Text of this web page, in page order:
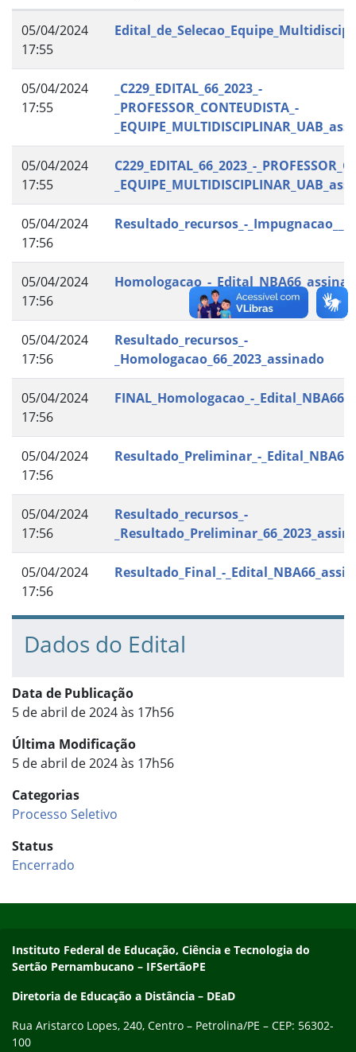
05/04/2024
17:55
05/04/2024
17:55
_C229_EDITAL_66_2023_-
_PROFESSOR_CONTEUDISTA_-
05/04/2024
17:55
C229_EDITAL_66_2023_-
05/04/2024
17:56
Resultado_recursos_-
05/04/2024
17:56
Homologacao_-
05/04/2024
17:56
Resultado_recursos_-
_Homologacao_66_2023_assinado
05/04/2024
17:56
FINAL_Homologacao_-
05/04/2024
17:56
Resultado_Preliminar_-
05/04/2024
17:56
Resultado_recursos_-
05/04/2024
17:56
Resultado_Final_-
Dados do Edital
Data de Publicação
5 de abril de 2024 às 17h56
Última Modificação
5 de abril de 2024 às 17h56
Categorias
Processo Seletivo
Status
Encerrado
Endereço
Instituto Federal de Educação, Ciência e Tecnologia do
Sertão Pernambucano – IFSertãoPE
Diretoria de Educação a Distância – DEaD
Rua Aristarco Lopes, 240, Centro – Petrolina/PE – CEP: 56302-
100